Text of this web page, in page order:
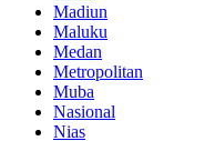
Madiun
Maluku
Medan
Metropolitan
Muba
Nasional
Nias